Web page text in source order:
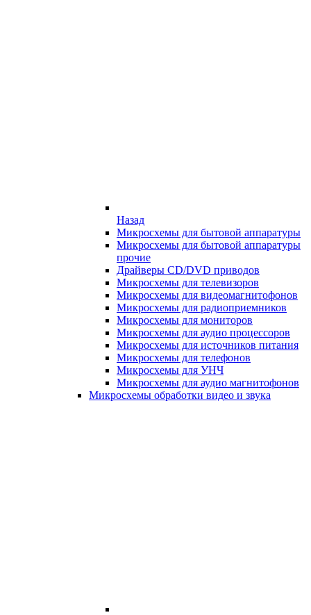
Назад
Микросхемы для бытовой аппаратуры
Микросхемы для бытовой аппаратуры
прочие
Драйверы CD/DVD приводов
Микросхемы для телевизоров
Микросхемы для видеомагнитофонов
Микросхемы для радиоприемников
Микросхемы для мониторов
Микросхемы для аудио процессоров
Микросхемы для источников питания
Микросхемы для телефонов
Микросхемы для УНЧ
Микросхемы для аудио магнитофонов
Микросхемы обработки видео и звука